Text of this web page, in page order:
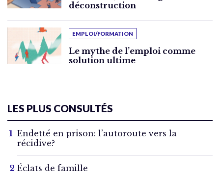
déconstruction
EMPLOI/FORMATION
Le mythe de l’emploi comme
solution ultime
LES PLUS CONSULTÉS
Endetté en prison: l’autoroute vers la
récidive?
Éclats de famille